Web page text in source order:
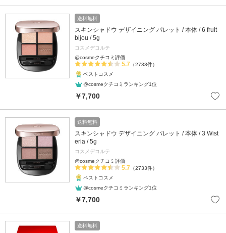
送料無料
スキンシャドウ デザイニング パレット / 本体 / 6 fruit
bijou / 5g
コスメデコルテ
@cosmeクチコミ評価
5.7 （2733件）
ベストコスメ
@cosmeクチコミランキング1位
￥7,700
送料無料
スキンシャドウ デザイニング パレット / 本体 / 3 Wist
eria / 5g
コスメデコルテ
@cosmeクチコミ評価
5.7 （2733件）
ベストコスメ
@cosmeクチコミランキング1位
￥7,700
送料無料